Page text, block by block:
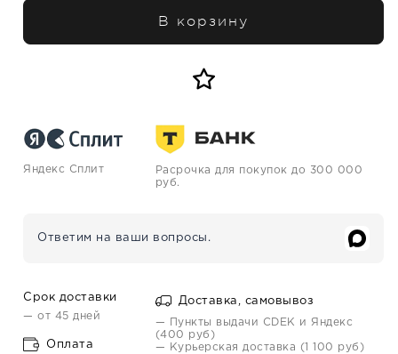
В корзину
Яндекс Сплит
Расрочка для покупок до 300 000
руб.
Ответим на ваши вопросы.
Срок доставки
— от 45 дней
Оплата
Доставка, самовывоз
— Пункты выдачи CDEK и Яндекс
(400 руб)
— Курьерская доставка (1 100 руб)